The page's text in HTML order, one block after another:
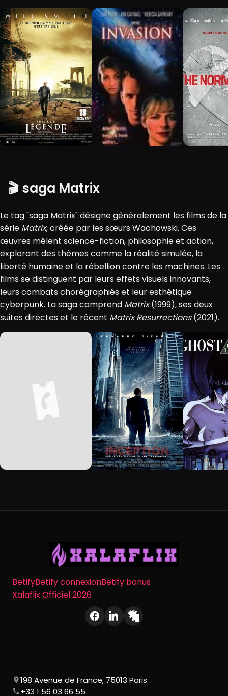
🎬 saga Matrix
Le tag "saga Matrix" désigne généralement les films de la
série Matrix, créée par les sœurs Wachowski. Ces
œuvres mêlent science-fiction, philosophie et action,
explorant des thèmes comme la réalité simulée, la
liberté humaine et la rébellion contre les machines. Les
films se distinguent par leurs effets visuels innovants,
leurs combats chorégraphiés et leur esthétique
cyberpunk. La saga comprend Matrix(1999), ses deux
suites directes et le récent Matrix Resurrections(2021).
BetifyBetify connexionBetify bonus
Xalaflix Officiel 2026
198 Avenue de France, 75013 Paris
+33 1 56 03 66 55